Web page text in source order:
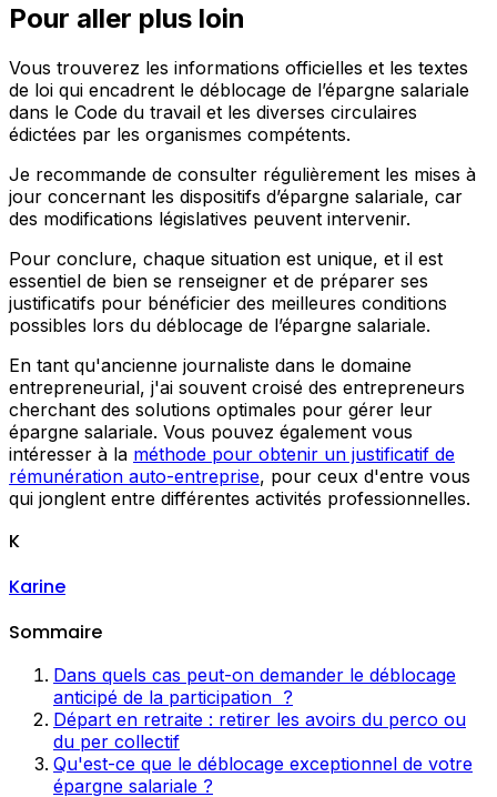
Pour aller plus loin
Vous trouverez les informations officielles et les textes
de loi qui encadrent le déblocage de l’épargne salariale
dans le Code du travail et les diverses circulaires
édictées par les organismes compétents.
Je recommande de consulter régulièrement les mises à
jour concernant les dispositifs d’épargne salariale, car
des modifications législatives peuvent intervenir.
Pour conclure, chaque situation est unique, et il est
essentiel de bien se renseigner et de préparer ses
justificatifs pour bénéficier des meilleures conditions
possibles lors du déblocage de l’épargne salariale.
En tant qu'ancienne journaliste dans le domaine
entrepreneurial, j'ai souvent croisé des entrepreneurs
cherchant des solutions optimales pour gérer leur
épargne salariale. Vous pouvez également vous
intéresser à la méthode pour obtenir un justificatif de
rémunération auto-entreprise, pour ceux d'entre vous
qui jonglent entre différentes activités professionnelles.
K
Karine
Sommaire
Dans quels cas peut-on demander le déblocage
anticipé de la participation ?
Départ en retraite : retirer les avoirs du perco ou
du per collectif
Qu'est-ce que le déblocage exceptionnel de votre
épargne salariale ?